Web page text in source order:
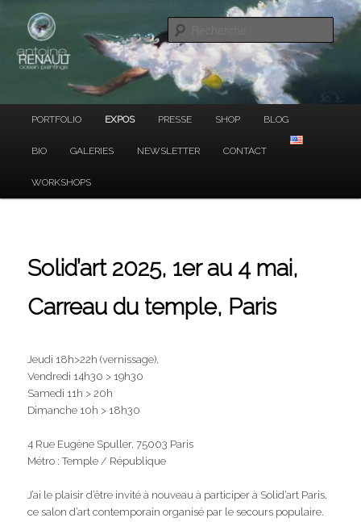
contenu
principalANTOINE RENAULT
PORTFOLIO EXPOS PRESSE SHOP BLOG
BIO GALERIES NEWSLETTER CONTACT
WORKSHOPS
Solid’art 2025, 1er au 4 mai,
Carreau du temple, Paris
Jeudi 18h>22h (vernissage),
Vendredi 14h30 > 19h30
Samedi 11h > 20h
Dimanche 10h > 18h30
4 Rue Eugène Spuller, 75003 Paris
Métro : Temple / République
J’ai le plaisir d’être invité à nouveau à participer à Solid’art Paris,
ce salon d’art contemporain organisé par le secours populaire.